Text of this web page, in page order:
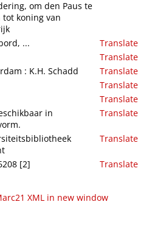
om den Paus te
tot koning van
...
Translate
Translate
: K.H. Schadd
Translate
Translate
Translate
in
Translate
Translate
[2] Translate
XML in new window